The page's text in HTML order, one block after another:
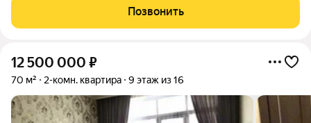
5 минутах ходьбы парк Победы,соборная площадь, ТЦ
Славянский, гипермаркет Лента
Позвонить
12 500 000 ₽
70 м² 2-комн. квартира 9 этаж из 16